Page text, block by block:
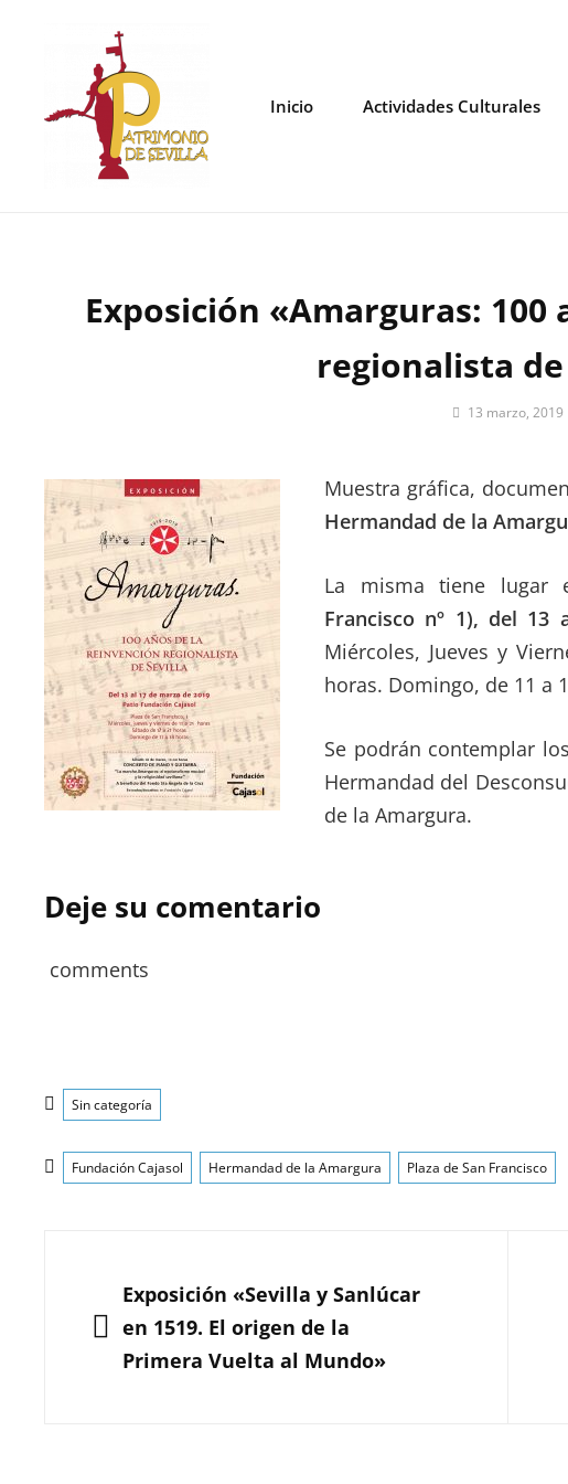
contenido
Inicio Actividades Culturales
Exposición «Amarguras:
regionalista
Por
Sevilla
13 marzo, 2019
Muestra gráfica,
Hermandad de la
La misma tiene lugar
Francisco nº 1), del 13
Miércoles, Jueves y
horas. Domingo, de 11 a
Se podrán contemplar
Hermandad del
de la Amargura.
Deje su comentario
comments
Categorías
Sin categoría
Etiquetas
Fundación Cajasol Hermandad de la Amargura Plaza de San Francisco
entradas
ANTERIOR
Exposición «Sevilla y Sanlúcar
en 1519. El origen de la
Primera Vuelta al Mundo»